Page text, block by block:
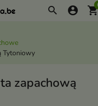
search account_circle
Tytoniowy
zapachową